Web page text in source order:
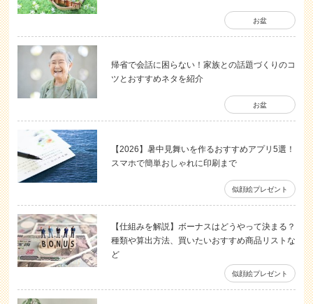
お盆
帰省で会話に困らない！家族との話題づくりのコ
ツとおすすめネタを紹介
お盆
【2026】暑中見舞いを作るおすすめアプリ5選！
スマホで簡単おしゃれに印刷まで
似顔絵プレゼント
【仕組みを解説】ボーナスはどうやって決まる？
種類や算出方法、買いたいおすすめ商品リストな
ど
似顔絵プレゼント